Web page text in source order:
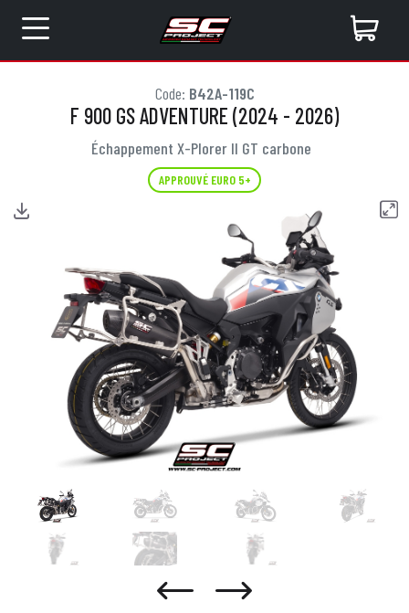
Code: B42A-119C
F 900 GS ADVENTURE (2024 - 2026)
Échappement X-Plorer II GT carbone
APPROUVÉ EURO 5+